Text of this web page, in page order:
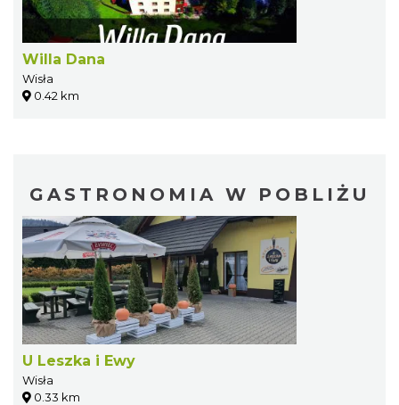
Willa Dana
Wisła
0.42 km
GASTRONOMIA W POBLIŻU
U Leszka i Ewy
Wisła
0.33 km